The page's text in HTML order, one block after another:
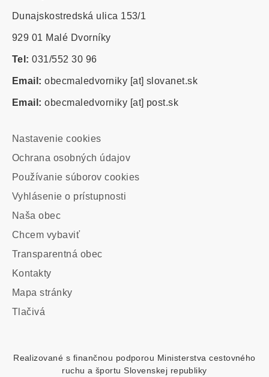
Dunajskostredská ulica 153/1
929 01 Malé Dvorníky
Tel: 031/552 30 96
Email: obecmaledvorniky [at] slovanet.sk
Email: obecmaledvorniky [at] post.sk
Main
navigation
Naša obec
Chcem vybaviť
Transparentná obec
Kontakty
Footer
custom
Mapa stránky
Tlačivá
Footer
-
Nastavenie cookies
Ochrana osobných údajov
Používanie súborov cookies
Vyhlásenie o prístupnosti
Realizované s finančnou podporou Ministerstva cestovného
ruchu a športu Slovenskej republiky